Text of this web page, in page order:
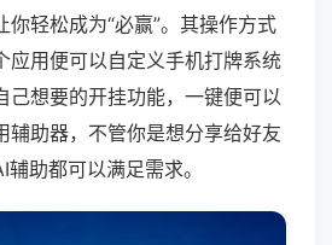
你轻松成为“必赢”。其操作方式
应用便可以自定义手机打牌系统
己想要的开挂功能，一键便可以
辅助器，不管你是想分享给好友
助都可以满足需求。